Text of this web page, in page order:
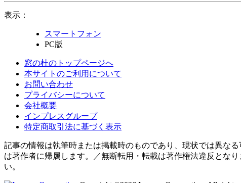
表示：
スマートフォン
PC版
窓の杜のトップページへ
本サイトのご利用について
お問い合わせ
プライバシーについて
会社概要
インプレスグループ
特定商取引法に基づく表示
記事の情報は執筆時または掲載時のものであり、現状では異な
は著作者に帰属します。／無断転用・転載は著作権法違反とな
い。